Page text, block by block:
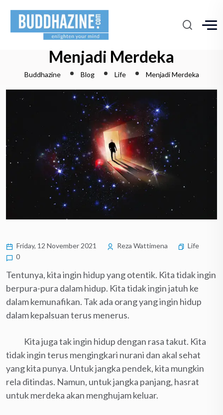
Menjadi Merdeka
Buddhazine Blog Life Menjadi Merdeka
Friday, 12 November 2021 Reza Wattimena
Life
0
Tentunya, kita ingin hidup yang otentik. Kita tidak ingin
berpura-pura dalam hidup. Kita tidak ingin jatuh ke
dalam kemunafikan. Tak ada orang yang ingin hidup
dalam kepalsuan terus menerus.
Kita juga tak ingin hidup dengan rasa takut. Kita
tidak ingin terus mengingkari nurani dan akal sehat
yang kita punya. Untuk jangka pendek, kita mungkin
rela ditindas. Namun, untuk jangka panjang, hasrat
untuk merdeka akan menghujam keluar.